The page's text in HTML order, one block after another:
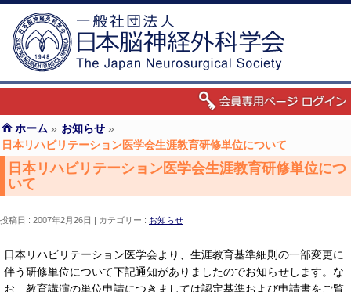
ホーム » お知らせ »
日本リハビリテーション医学会生涯教育研修単位について
日本リハビリテーション医学会生涯教育研修単位につ
いて
投稿日 : 2007年2月26日 カテゴリー : お知らせ
日本リハビリテーション医学会より、生涯教育基準細則の一部変更に
伴う研修単位について下記通知がありましたのでお知らせします。な
お、教育講演の単位申請につきましては認定基準および申請書をご覧